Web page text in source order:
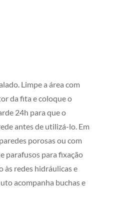
Limpe a área com
da fita e coloque o
24h para que o
antes de utilizá-lo. Em
porosas ou com
parafusos para fixação
às redes hidráulicas e
acompanha buchas e